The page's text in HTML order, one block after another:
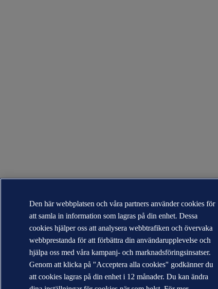
Den här webbplatsen och våra partners använder cookies för
att samla in information som lagras på din enhet. Dessa
cookies hjälper oss att analysera webbtrafiken och övervaka
webbprestanda för att förbättra din användarupplevelse och
hjälpa oss med våra kampanj- och marknadsföringsinsatser.
Genom att klicka på "Acceptera alla cookies" godkänner du
att cookies lagras på din enhet i 12 månader. Du kan ändra